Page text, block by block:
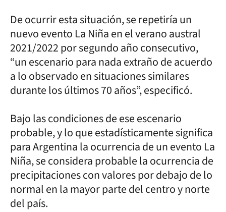
De ocurrir esta situación, se repetiría un
nuevo evento La Niña en el verano austral
2021/2022 por segundo año consecutivo,
“un escenario para nada extraño de acuerdo
a lo observado en situaciones similares
durante los últimos 70 años”, especificó.
Bajo las condiciones de ese escenario
probable, y lo que estadísticamente significa
para Argentina la ocurrencia de un evento La
Niña, se considera probable la ocurrencia de
precipitaciones con valores por debajo de lo
normal en la mayor parte del centro y norte
del país.